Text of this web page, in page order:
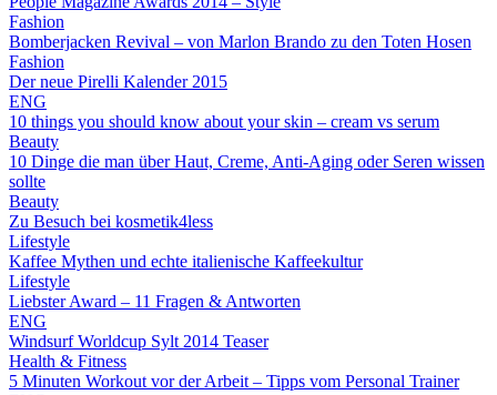
Fashion
Bomberjacken Revival – von Marlon Brando zu den Toten Hosen
Fashion
Der neue Pirelli Kalender 2015
ENG
10 things you should know about your skin – cream vs serum
Beauty
10 Dinge die man über Haut, Creme, Anti-Aging oder Seren wissen
sollte
Beauty
Zu Besuch bei kosmetik4less
Lifestyle
Kaffee Mythen und echte italienische Kaffeekultur
Lifestyle
Liebster Award – 11 Fragen & Antworten
ENG
Windsurf Worldcup Sylt 2014 Teaser
Health & Fitness
5 Minuten Workout vor der Arbeit – Tipps vom Personal Trainer